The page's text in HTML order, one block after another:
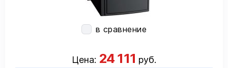
в сравнение
Цена: 24 111 руб.